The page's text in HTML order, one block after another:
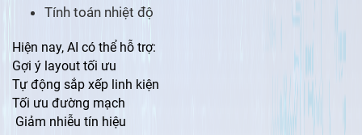
Tính toán nhiệt độ
Hiện nay, AI có thể hỗ trợ:
Gợi ý layout tối ưu
Tự động sắp xếp linh kiện
Tối ưu đường mạch
Giảm nhiễu tín hiệu